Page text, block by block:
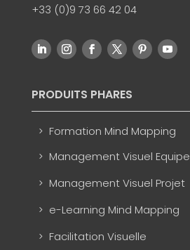
+33 (0)9 73 66 42 04
PRODUITS PHARES
Formation Mind Mapping
Management Visuel Equipe
Management Visuel Projet
e-Learning Mind Mapping
Facilitation Visuelle